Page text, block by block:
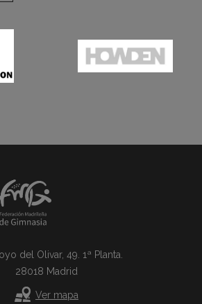
del Olivar, 49. 1ª Planta.
28018 Madrid
Ver mapa